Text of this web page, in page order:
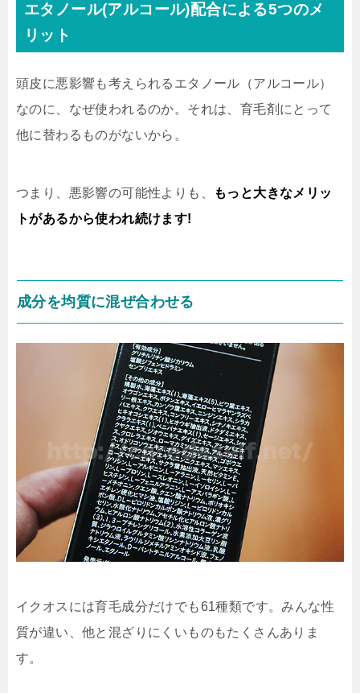
エタノール(アルコール)配合による5つのメ
リット
頭皮に悪影響も考えられるエタノール（アルコール）
なのに、なぜ使われるのか。それは、育毛剤にとって
他に替わるものがないから。
つまり、悪影響の可能性よりも、
もっと大きなメリッ
トがあるから使われ続けます!
成分を均質に混ぜ合わせる
イクオスには育毛成分だけでも61種類です。みんな性
質が違い、他と混ざりにくいものもたくさんありま
す。